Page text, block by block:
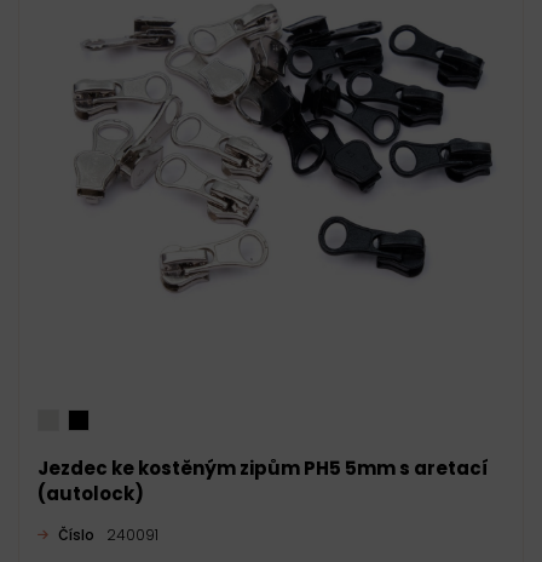
Jezdec ke kostěným zipům PH5 5mm s aretací
(autolock)
Číslo 240091